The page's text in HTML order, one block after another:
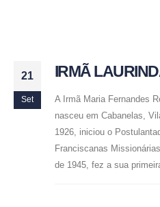
21
Set
IRMÃ
A Irmã Maria Fernandes
nasceu em Cabanelas,
1926, iniciou o
Franciscanas
de 1945, fez a sua